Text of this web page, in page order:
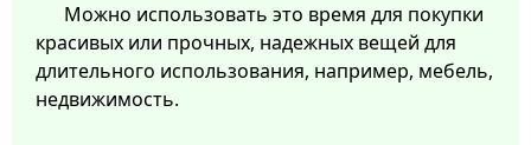
Можно использовать это время для покупки
красивых или прочных, надежных вещей для
длительного использования, например, мебель,
недвижимость.